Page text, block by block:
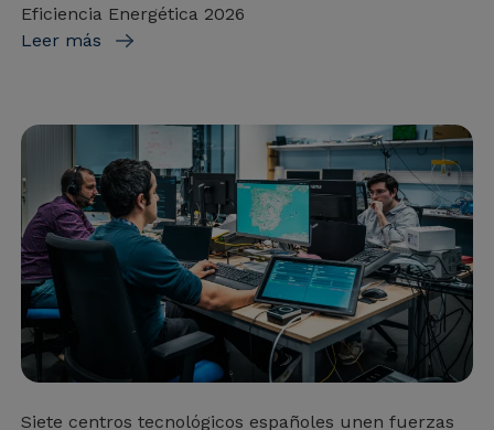
Eficiencia Energética 2026
Leer más
Siete centros tecnológicos españoles unen fuerzas